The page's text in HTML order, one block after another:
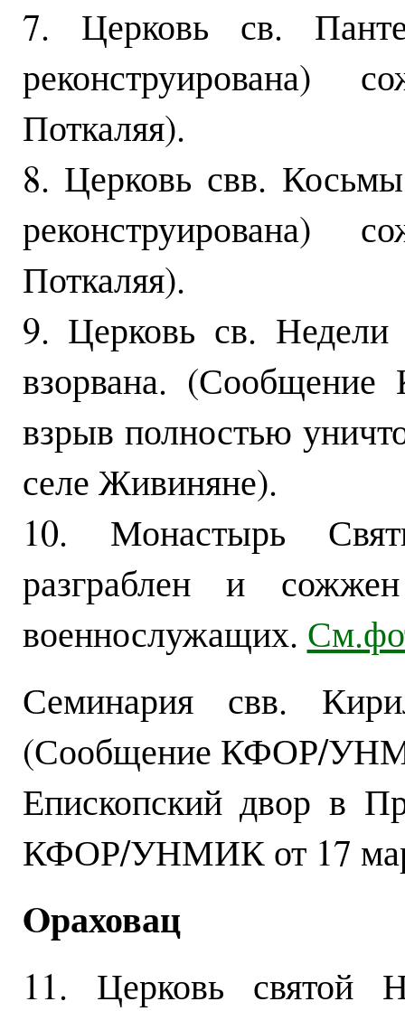
7. Церковь св.
реконструирована)
Поткаляя).
8. Церковь свв.
реконструирована)
Поткаляя).
9. Церковь св.
взорвана.
взрыв полностью
селе Живиняне).
10. Монастырь
разграблен и
военнослужащих.
Семинария свв.
(Сообщение КФОР/
Епископский двор в
КФОР/УНМИК от 17
Oраховац
11. Церковь святой